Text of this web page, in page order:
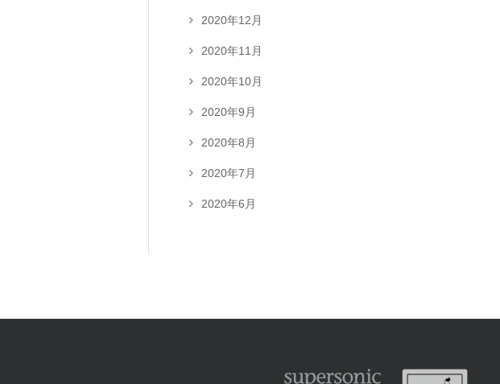
2020年12月
2020年11月
2020年10月
2020年9月
2020年8月
2020年7月
2020年6月